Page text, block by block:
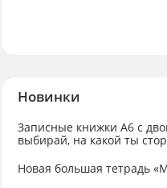
Новинки
Записные книжки А6 с
выбирай, на какой ты
Новая большая тетрадь